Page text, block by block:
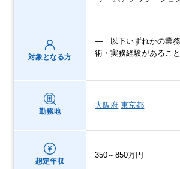
対象となる方
― 以下いずれかの業務
術・実務経験がある
勤務地
大阪府 東京都
想定年収
350～850万円